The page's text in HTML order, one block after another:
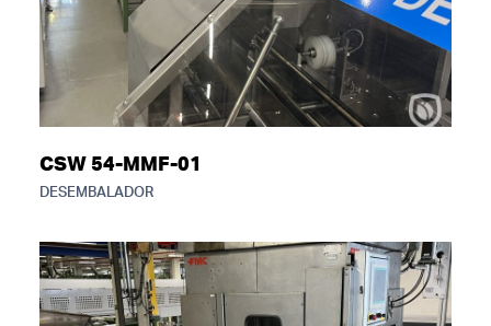
CSW 54-MMF-01
DESEMBALADOR